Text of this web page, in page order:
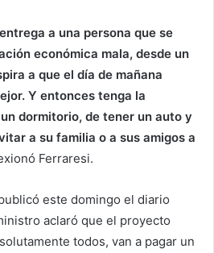
a una persona que se
económica mala, desde un
a que el día de mañana
Y entonces tenga la
dormitorio, de tener un auto y
a su familia o a sus amigos a
Ferraresi.
este domingo el diario
aclaró que el proyecto
todos, van a pagar un